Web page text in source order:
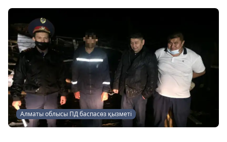
Алматы облысы ПД баспасөз қызметі